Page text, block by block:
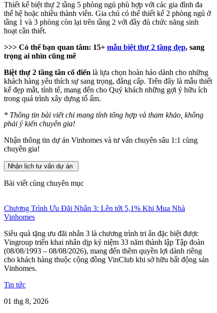
Thiết kế biệt thự 2 tầng 5 phòng ngủ phù hợp với các gia đình đa
thế hệ hoặc nhiều thành viên. Gia chủ có thể thiết kế 2 phòng ngủ ở
tầng 1 và 3 phòng còn lại trên tầng 2 với đầy đủ chức năng sinh
hoạt cần thiết.
>>> Có thể bạn quan tâm: 15+ mẫu biệt thự 2 tầng đẹp, sang
trọng ai nhìn cũng mê
Biệt thự 2 tầng tân cổ điển là lựa chọn hoàn hảo dành cho những
khách hàng yêu thích sự sang trọng, đẳng cấp. Trên đây là mẫu thiết
kế đẹp mắt, tính tế, mang đến cho Quý khách những gợi ý hữu ích
trong quá trình xây dựng tổ ấm.
* Thông tin bài viết chỉ mang tính tổng hợp và tham khảo, không
phải ý kiến chuyên gia!
Nhận thông tin dự án Vinhomes và tư vấn chuyên sâu 1:1 cùng
chuyên gia!
Nhận lịch tư vấn dự án
Bài viết cùng chuyên mục
Chương Trình Ưu Đãi Nhân 3: Lên tới 5,1% Khi Mua Nhà
Vinhomes
Siêu quà tặng ưu đãi nhân 3 là chương trình tri ân đặc biệt được
Vingroup triển khai nhân dịp kỷ niệm 33 năm thành lập Tập đoàn
(08/08/1993 – 08/08/2026), mang đến thêm quyền lợi dành riêng
cho khách hàng thuộc cộng đồng VinClub khi sở hữu bất động sản
Vinhomes.
Tin tức
01 thg 8, 2026